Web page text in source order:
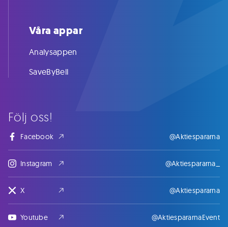
Följ oss!
Facebook @Aktiespararna
Instagram @Aktiespararna_
X @Aktiespararna
Youtube @AktiespararnaEvent
Våra appar
Analysappen
SaveByBell